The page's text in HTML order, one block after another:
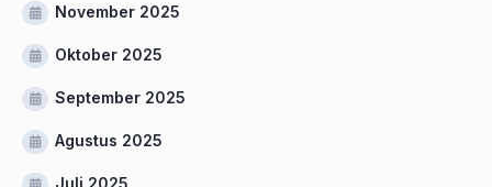
November 2025
Oktober 2025
September 2025
Agustus 2025
Juli 2025